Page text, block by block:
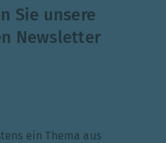
Sie unsere
Newsletter
ein Thema aus